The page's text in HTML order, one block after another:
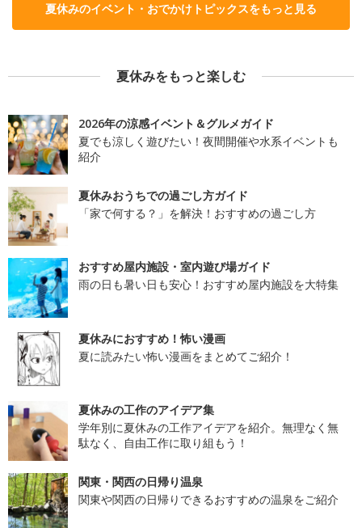
夏休みのイベント・おでかけトピックスをもっと見る
夏休みをもっと楽しむ
2026年の涼感イベント＆グルメガイド
夏でも涼しく遊びたい！夜間開催や水系イベントも
紹介
夏休みおうちでの過ごし方ガイド
「家で何する？」を解決！おすすめの過ごし方
おすすめ屋内施設・室内遊び場ガイド
雨の日も暑い日も安心！おすすめ屋内施設を大特集
夏休みにおすすめ！怖い漫画
夏に読みたい怖い漫画をまとめてご紹介！
夏休みの工作のアイデア集
学年別に夏休みの工作アイデアを紹介。無理なく無
駄なく、自由工作に取り組もう！
関東・関西の日帰り温泉
関東や関西の日帰りできるおすすめの温泉をご紹介